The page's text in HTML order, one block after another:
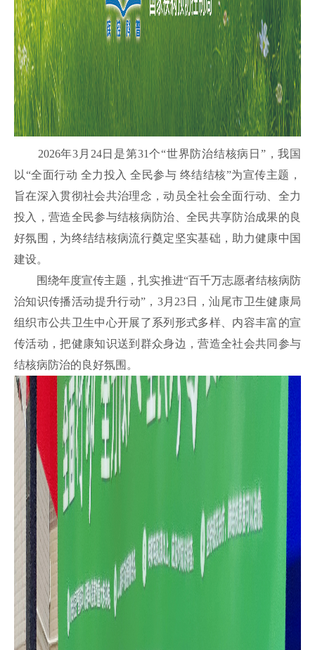
2026年3月24日是第31个“世界防治结核病日”，我国
以“全面行动 全力投入 全民参与 终结结核”为宣传主题，
旨在深入贯彻社会共治理念，动员全社会全面行动、全力
投入，营造全民参与结核病防治、全民共享防治成果的良
好氛围，为终结结核病流行奠定坚实基础，助力健康中国
建设。
围绕年度宣传主题，扎实推进“百千万志愿者结核病防
治知识传播活动提升行动”，3月23日，汕尾市卫生健康局
组织市公共卫生中心开展了系列形式多样、内容丰富的宣
传活动，把健康知识送到群众身边，营造全社会共同参与
结核病防治的良好氛围。